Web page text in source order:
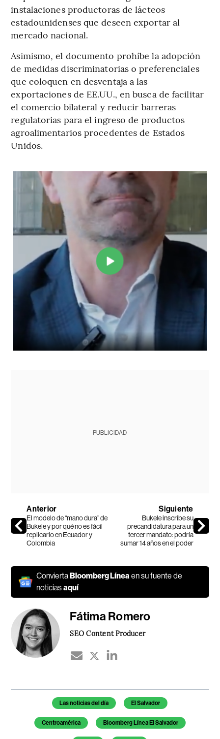
instalaciones productoras de lácteos
estadounidenses que deseen exportar al
mercado nacional.
Asimismo, el documento prohíbe la adopción
de medidas discriminatorias o preferenciales
que coloquen en desventaja a las
exportaciones de EE.UU., en busca de facilitar
el comercio bilateral y reducir barreras
regulatorias para el ingreso de productos
agroalimentarios procedentes de Estados
Unidos.
PUBLICIDAD
Anterior
El modelo de “mano dura” de
Bukele y por qué no es fácil
replicarlo en Ecuador y
Colombia
Siguiente
Bukele inscribe su
precandidatura para un
tercer mandato: podría
sumar 14 años en el poder
ConviertaBloomberg Líneaen su fuente de
noticiasaquí
Fátima Romero
SEO Content Producer
Temas de este artículo
Las noticias del día El Salvador
Centroamérica Bloomberg Línea El Salvador